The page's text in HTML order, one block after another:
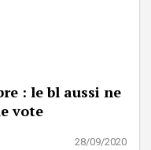
: le bl aussi ne
vote
28/09/2020